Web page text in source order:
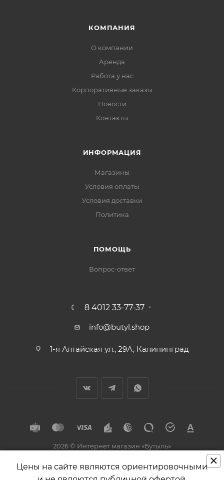
КОМПАНИЯ
О компании
Аренда
Работа у нас
Корпоративные заказы
Новости
Контакты
ИНФОРМАЦИЯ
Магазины
Условия оплаты
Условия доставки
Политика
ПОМОЩЬ
Вопрос-ответ
8 4012 33-77-37
info@butyl.shop
1-я Алтайская ул., 29А, Калининград
2026 © Интернет магазин «Бутыль»
Разработка и поддержка ×
Цены на сайте являются ориентировочными